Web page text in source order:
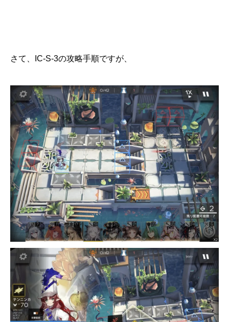
さて、IC-S-3の攻略手順ですが、